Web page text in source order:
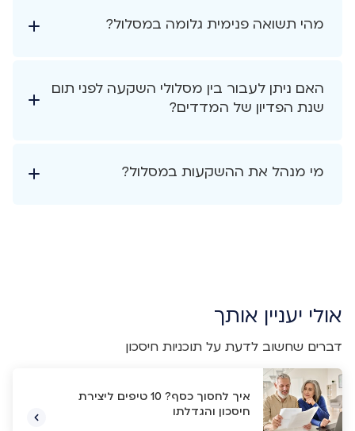
מהי תשואה פנימית גלומה במסלול?
האם ניתן לעבור בין מסלולי השקעה לפני תום
שנת הפדיון של המדדים?
מי מנהל את ההשקעות במסלול?
אולי יעניין אותך
דברים שחשוב לדעת על תוכניות חיסכון
איך לחסוך כסף? 10 טיפים ליצירת
חיסכון והגדלתו